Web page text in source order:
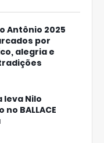
Antônio 2025
por
alegria e
leva Nilo
BALLACE